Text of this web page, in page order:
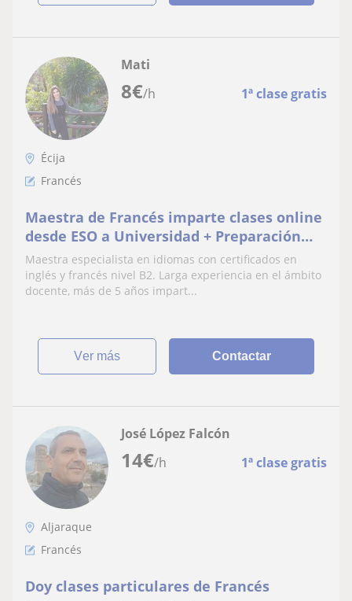
8€/h 1ª clase gratis
Mati
Écija
Francés
Maestra de Francés imparte clases online
desde ESO a Universidad + Preparación
DELF B1, B2
Maestra especialista en idiomas con certificados en
inglés y francés nivel B2. Larga experiencia en el ámbito
docente, más de 5 años impart...
ver más Contactar
14€/h 1ª clase gratis
José López Falcón
Aljaraque
Francés
Doy clases particulares de Francés